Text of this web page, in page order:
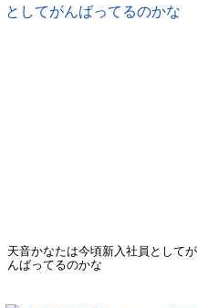
天音かなたは今頃新入社員としてが
んばってるのかな